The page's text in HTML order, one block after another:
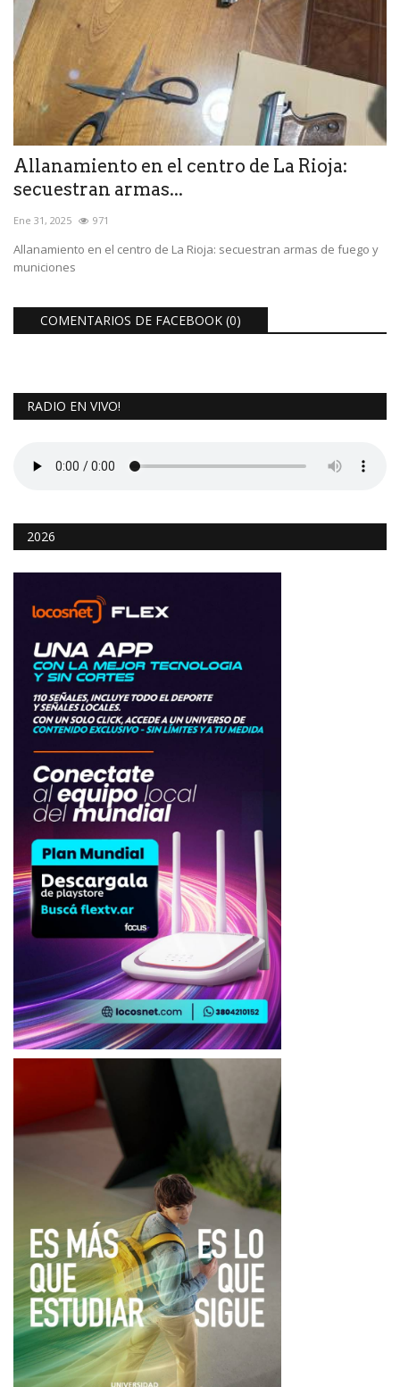
Allanamiento en el centro de La Rioja:
secuestran armas...
Ene 31, 2025 971
Allanamiento en el centro de La Rioja: secuestran armas de fuego y
municiones
COMENTARIOS DE FACEBOOK (0)
RADIO EN VIVO!
2026